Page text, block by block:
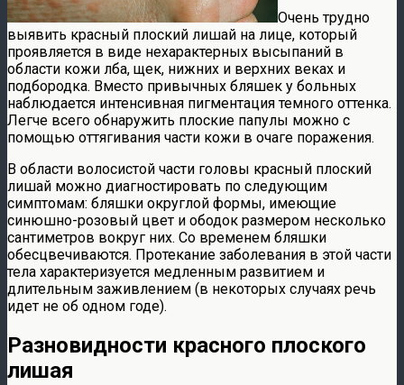
Очень трудно
выявить красный плоский лишай на лице, который
проявляется в виде нехарактерных высыпаний в
области кожи лба, щек, нижних и верхних веках и
подбородка. Вместо привычных бляшек у больных
наблюдается интенсивная пигментация темного оттенка.
Легче всего обнаружить плоские папулы можно с
помощью оттягивания части кожи в очаге поражения.
В области волосистой части головы красный плоский
лишай можно диагностировать по следующим
симптомам: бляшки округлой формы, имеющие
синюшно-розовый цвет и ободок размером несколько
сантиметров вокруг них. Со временем бляшки
обесцвечиваются. Протекание заболевания в этой части
тела характеризуется медленным развитием и
длительным заживлением (в некоторых случаях речь
идет не об одном годе).
Разновидности красного плоского
лишая